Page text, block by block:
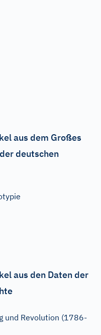
aus dem Großes
deutschen
aus den Daten der
und Revolution (1786-